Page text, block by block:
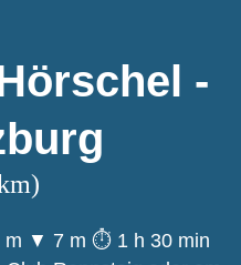
-
▼ 7 m ⏱ 1 h 30 min